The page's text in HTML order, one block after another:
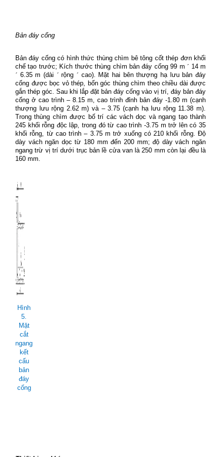
Bản đáy cống
Bản đáy cống có hình thức thùng chìm bê tông cốt thép đơn khối
chế tạo trước; Kích thước thùng chìm bản đáy cống 99 m ´ 14 m
´ 6.35 m (dài ´rộng ´ cao). Mặt hai bên thượng hạ lưu bản đáy
cống được bọc vỏ thép, bốn góc thùng chìm theo chiều dài được
gắn thép góc. Sau khi lắp đặt bản đáy cống vào vị trí, đáy bản đáy
cống ở cao trình – 8.15 m, cao trình đỉnh bản đáy -1.80 m (cạnh
thượng lưu rộng 2.62 m) và – 3.75 (cạnh hạ lưu rộng 11.38 m).
Trong thùng chìm được bố trí các vách dọc và ngang tạo thành
245 khối rỗng độc lập, trong đó từ cao trình -3.75 m trở lên có 35
khối rỗng, từ cao trình – 3.75 m trở xuống có 210 khối rỗng. Độ
dày vách ngăn dọc từ 180 mm đến 200 mm; độ dày vách ngăn
ngang trừ vị trí dưới trục bản lề cửa van là 250 mm còn lại đều là
160 mm.
Hình
5.
Mặt
cắt
ngang
kết
cấu
bản
đáy
cống